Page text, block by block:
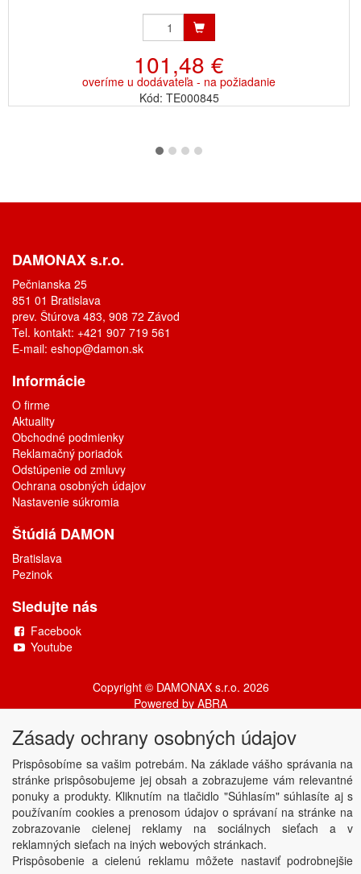
101,48 €
overíme u dodávateľa - na požiadanie
Kód: TE000845
DAMONAX s.r.o.
Pečnianska 25
851 01 Bratislava
prev. Štúrova 483, 908 72 Závod
Tel. kontakt: +421 907 719 561
E-mail: eshop@damon.sk
Informácie
O firme
Aktuality
Obchodné podmienky
Reklamačný poriadok
Odstúpenie od zmluvy
Ochrana osobných údajov
Nastavenie súkromia
Štúdiá DAMON
Bratislava
Pezinok
Sledujte nás
Facebook
Youtube
Copyright © DAMONAX s.r.o. 2026
Powered by ABRA
Zásady ochrany osobných údajov
Prispôsobíme sa vašim potrebám. Na základe vášho správania na
stránke prispôsobujeme jej obsah a zobrazujeme vám relevantné
ponuky a produkty. Kliknutím na tlačidlo "Súhlasím" súhlasíte aj s
používaním cookies a prenosom údajov o správaní na stránke na
zobrazovanie cielenej reklamy na sociálnych sieťach a v
reklamných sieťach na iných webových stránkach.
Prispôsobenie a cielenú reklamu môžete nastaviť podrobnejšie